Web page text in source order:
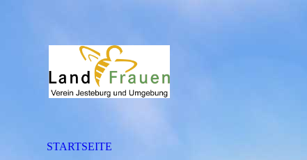
STARTSEITE